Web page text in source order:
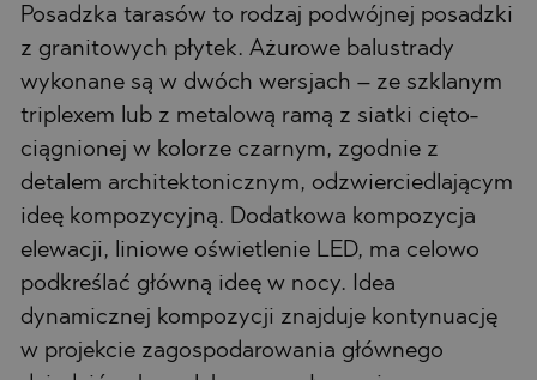
Posadzka tarasów to rodzaj podwójnej posadzki
z granitowych płytek. Ażurowe balustrady
wykonane są w dwóch wersjach – ze szklanym
triplexem lub z metalową ramą z siatki cięto-
ciągnionej w kolorze czarnym, zgodnie z
detalem architektonicznym, odzwierciedlającym
ideę kompozycyjną. Dodatkowa kompozycja
elewacji, liniowe oświetlenie LED, ma celowo
podkreślać główną ideę w nocy. Idea
dynamicznej kompozycji znajduje kontynuację
w projekcie zagospodarowania głównego